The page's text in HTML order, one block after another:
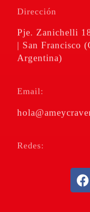
Dirección
Pje. Zanichelli
| San Francisco
Argentina)
Email:
Redes: